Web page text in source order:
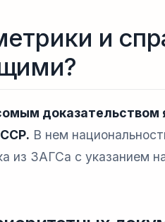
и
доказательством
В нем
из ЗАГСа с указанием